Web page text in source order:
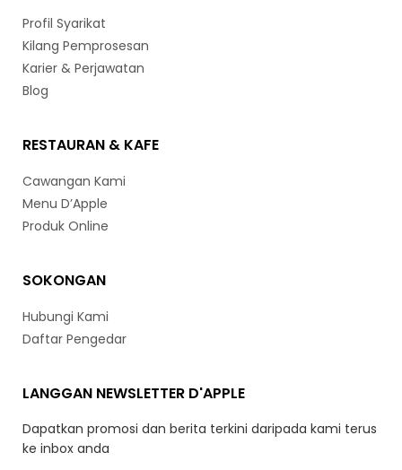
Profil Syarikat
Kilang Pemprosesan
Karier & Perjawatan
Blog
RESTAURAN & KAFE
Cawangan Kami
Menu D’Apple
Produk Online
SOKONGAN
Hubungi Kami
Daftar Pengedar
LANGGAN NEWSLETTER D'APPLE
Dapatkan promosi dan berita terkini daripada kami terus
ke inbox anda